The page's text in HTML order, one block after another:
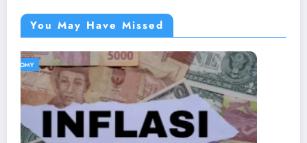
You May Have Missed
ECONOMY